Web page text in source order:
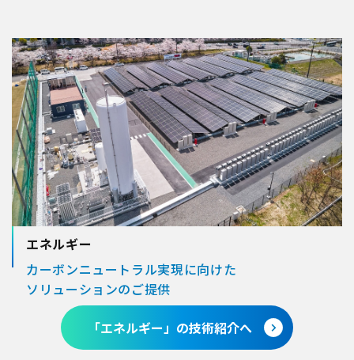
エネルギー
カーボンニュートラル実現に向けた
ソリューションのご提供
「エネルギー」の技術紹介へ